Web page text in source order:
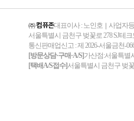
㈜ 컴퓨존대표이사 : 노인호 ｜ 사업자
서울특별시 금천구 벚꽃로 278 SJ테크
통신판매업신고 : 제 2026-서울금천-
[방문상담·구매·A/S]가산점:서울특별
[택배A/S접수]서울특별시 금천구 벚